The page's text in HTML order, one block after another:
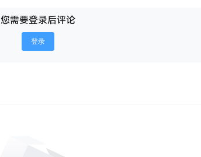
您需要登录后评论
登录